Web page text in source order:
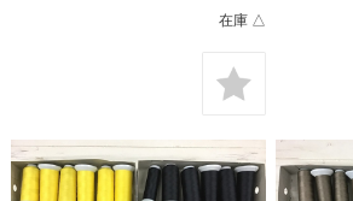
在庫 △